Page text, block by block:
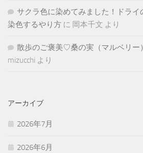
サクラ色に染めてみました！ドライ
染色するやり方 に 岡本千文 より
散歩のご褒美♡桑の実（マルベリー
mizucchi より
アーカイブ
2026年7月
2026年6月